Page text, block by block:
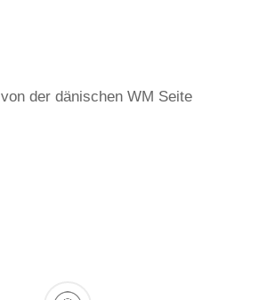
der dänischen WM Seite